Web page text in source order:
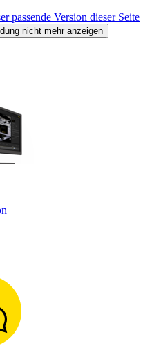
passende Version dieser Seite
nicht mehr anzeigen